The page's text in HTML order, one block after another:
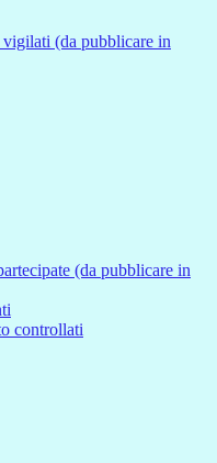
(da pubblicare in
(da pubblicare in
controllati